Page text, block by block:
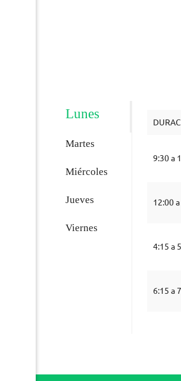
Lunes
Martes
Miércoles
Jueves
Viernes
9:30 a
12:00
4:15 a
6:15 a